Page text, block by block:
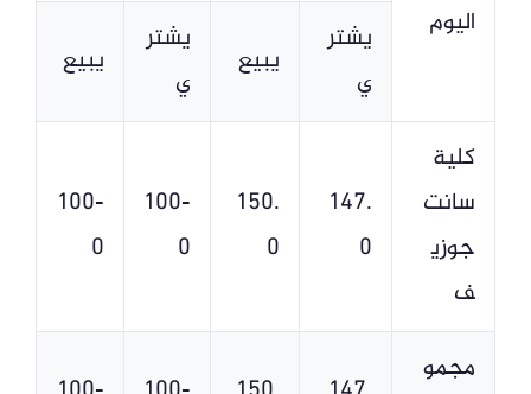
اليوم
يشتر
ي
يبيع
يشتر
ي
يبيع
كلية
سانت
جوزي
ف
147.
0
150.
0
-100
0
-100
0
مجمو